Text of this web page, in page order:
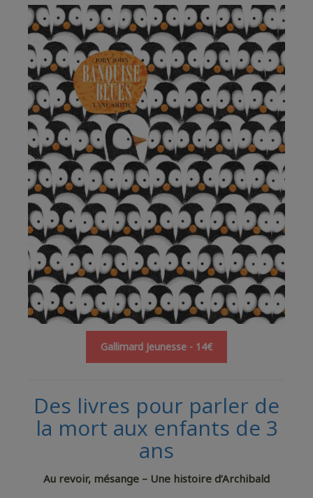
Gallimard Jeunesse - 14€
Des livres pour parler de
la mort aux enfants de 3
ans
Au revoir, mésange – Une histoire d’Archibald